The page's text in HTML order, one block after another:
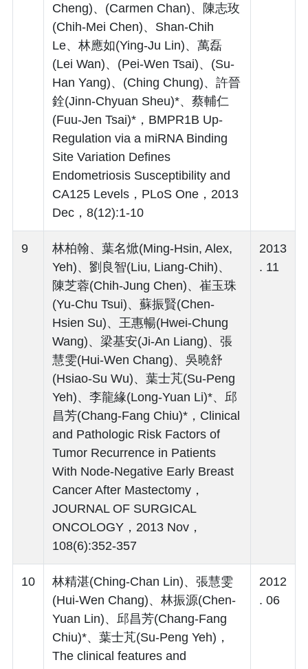
Cheng)、(Carmen Chan)、陳志玫
(Chih-Mei Chen)、Shan-Chih
Le、林應如(Ying-Ju Lin)、萬磊
(Lei Wan)、(Pei-Wen Tsai)、(Su-
Han Yang)、(Ching Chung)、許晉
銓(Jinn-Chyuan Sheu)*、蔡輔仁
(Fuu-Jen Tsai)*，BMPR1B Up-
Regulation via a miRNA Binding
Site Variation Defines
Endometriosis Susceptibility and
CA125 Levels，PLoS One，2013
Dec，8(12):1-10
9
林柏翰、葉名焮(Ming-Hsin, Alex,
Yeh)、劉良智(Liu, Liang-Chih)、
陳芝蓉(Chih-Jung Chen)、崔玉珠
(Yu-Chu Tsui)、蘇振賢(Chen-
Hsien Su)、王惠暢(Hwei-Chung
Wang)、梁基安(Ji-An Liang)、張
慧雯(Hui-Wen Chang)、吳曉舒
(Hsiao-Su Wu)、葉士芃(Su-Peng
Yeh)、李龍緣(Long-Yuan Li)*、邱
昌芳(Chang-Fang Chiu)*，Clinical
and Pathologic Risk Factors of
Tumor Recurrence in Patients
With Node-Negative Early Breast
Cancer After Mastectomy，
JOURNAL OF SURGICAL
ONCOLOGY，2013 Nov，
108(6):352-357
2013
. 11
10
林精湛(Ching-Chan Lin)、張慧雯
(Hui-Wen Chang)、林振源(Chen-
Yuan Lin)、邱昌芳(Chang-Fang
Chiu)*、葉士芃(Su-Peng Yeh)，
The clinical features and
2012
. 06